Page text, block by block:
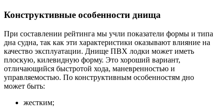
Конструктивные особенности днища
При составлении рейтинга мы учли показатели формы и типа
дна судна, так как эти характеристики оказывают влияние на
качество эксплуатации. Днище ПВХ лодки может иметь
плоскую, килевидную форму. Это хороший вариант,
отличающийся быстротой хода, маневренностью и
управляемостью. По конструктивным особенностям дно
может быть:
жестким;